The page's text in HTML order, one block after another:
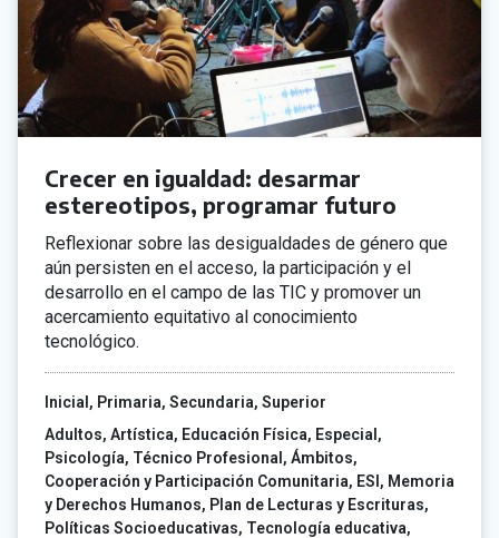
Crecer en igualdad: desarmar
estereotipos, programar futuro
Reflexionar sobre las desigualdades de género que
aún persisten en el acceso, la participación y el
desarrollo en el campo de las TIC y promover un
acercamiento equitativo al conocimiento
tecnológico.
Inicial Primaria Secundaria Superior
Adultos Artística Educación Física
Especial
Psicología Técnico Profesional
Ámbitos
Cooperación y Participación Comunitaria
ESI
Memoria
y Derechos Humanos
Plan de Lecturas y Escrituras
Políticas Socioeducativas Tecnología educativa